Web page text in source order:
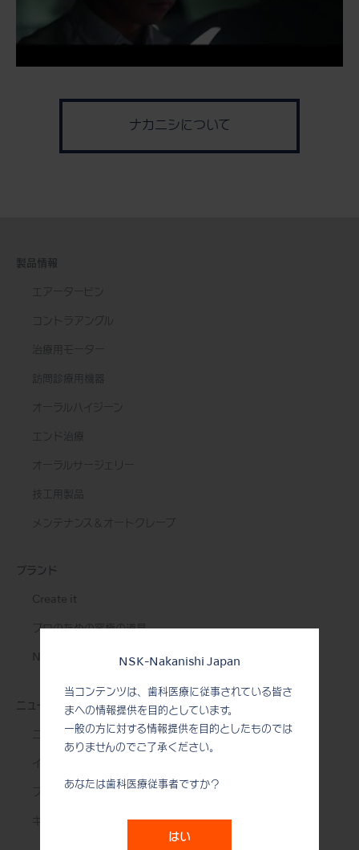
NSK-Nakanishi Japan
当コンテンツは、歯科医療に従事されている皆さ
まへの情報提供を目的としています。
一般の方に対する情報提供を目的としたものでは
ありませんのでご了承ください。
あなたは歯科医療従事者ですか？
はい
ナカニシについて
製品情報
エアータービン
コントラアングル
治療用モーター
訪問診療用機器
オーラルハイジーン
エンド治療
オーラルサージェリー
技工用製品
メンテナンス＆オートクレーブ
ブランド
Create it
プロのための究極の道具
NSK STUDIO
ニュース&イベント
ニュース
イベント
フォトギャラリー
キャンペーン